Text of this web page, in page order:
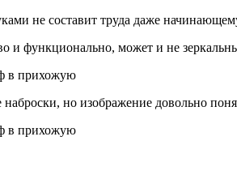
не составит труда даже
и функционально, может и не
но изображение довольно